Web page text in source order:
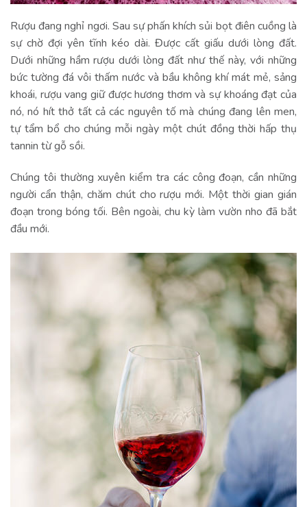
Rượu đang nghỉ ngơi. Sau sự phấn khích sủi bọt điên cuồng là
sự chờ đợi yên tĩnh kéo dài. Được cất giấu dưới lòng đất.
Dưới những hầm rượu dưới lòng đất như thế này, với những
bức tường đá vôi thấm nước và bầu không khí mát mẻ, sảng
khoái, rượu vang giữ được hương thơm và sự khoáng đạt của
nó, nó hít thở tất cả các nguyên tố mà chúng đang lên men,
tự tẩm bổ cho chúng mỗi ngày một chút đồng thời hấp thụ
tannin từ gỗ sồi.
Chúng tôi thường xuyên kiểm tra các công đoạn, cần những
người cẩn thận, chăm chút cho rượu mới. Một thời gian gián
đoạn trong bóng tối. Bên ngoài, chu kỳ làm vườn nho đã bắt
đầu mới.